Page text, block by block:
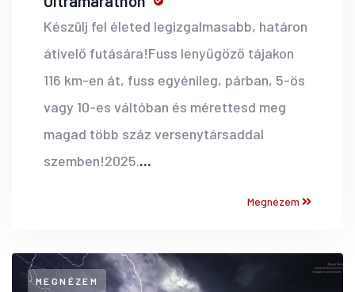
Készülj fel életed legizgalmasabb, határon
átívelő futására!Fuss lenyűgöző tájakon
116 km-en át, fuss egyénileg, párban, 5-ös
vagy 10-es váltóban és mérettesd meg
magad több száz versenytársaddal
szemben!2025....
Megnézem
MEGNÉZEM